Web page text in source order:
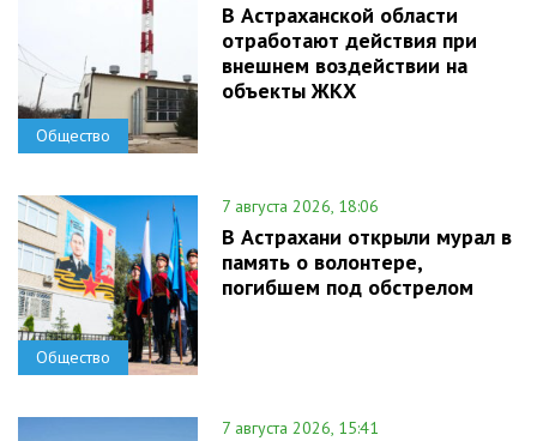
Общество
В Астраханской области
отработают действия при
внешнем воздействии на
объекты ЖКХ
Общество
7 августа 2026, 18:06
В Астрахани открыли мурал в
память о волонтере,
погибшем под обстрелом
7 августа 2026, 15:41